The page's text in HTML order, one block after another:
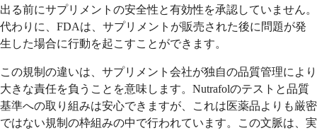
出る前にサプリメントの安全性と有効性を承認していません。
代わりに、FDAは、サプリメントが販売された後に問題が発
生した場合に行動を起こすことができます。
この規制の違いは、サプリメント会社が独自の品質管理により
大きな責任を負うことを意味します。Nutrafolのテストと品質
基準への取り組みは安心できますが、これは医薬品よりも厳密
ではない規制の枠組みの中で行われています。この文脈は、実